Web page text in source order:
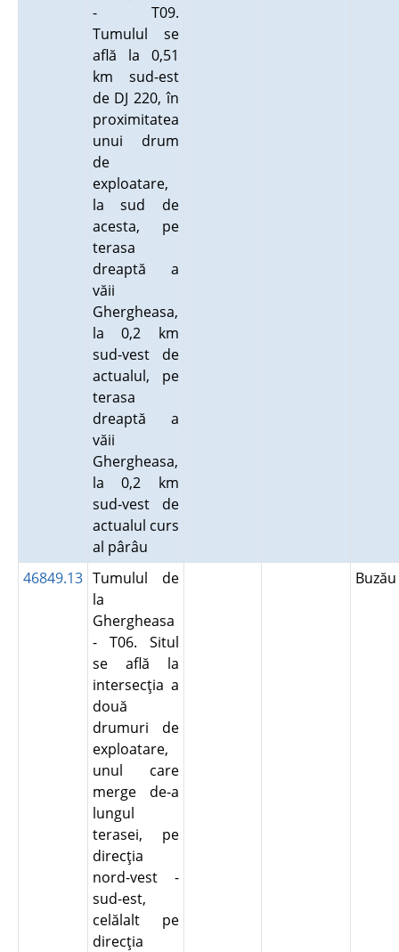
- T09.
Tumulul se
află la 0,51
km sud-est
de DJ 220, în
proximitatea
unui drum
de
exploatare,
la sud de
acesta, pe
terasa
dreaptă a
văii
Ghergheasa,
la 0,2 km
sud-vest de
actualul, pe
terasa
dreaptă a
văii
Ghergheasa,
la 0,2 km
sud-vest de
actualul curs
al pârâu
46849.13 Tumulul de
la
Ghergheasa
- T06. Situl
se află la
intersecţia a
două
drumuri de
exploatare,
unul care
merge de-a
lungul
terasei, pe
direcţia
nord-vest -
sud-est,
celălalt pe
direcţia